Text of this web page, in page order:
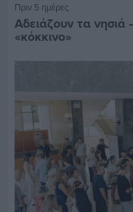
Πριν 5 ημέρες
Αδειάζουν τα
«κόκκινο»